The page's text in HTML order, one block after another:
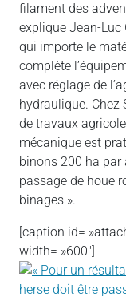
filament des
explique Jean-Luc
qui importe le
complète
avec réglage de
hydraulique. Chez
de travaux
mécanique est
binons 200 ha par
passage de houe
binages ».
[caption id=
width= »600″]